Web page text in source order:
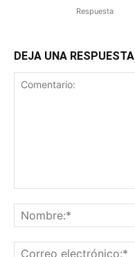
Respuesta
DEJA UNA RESPUESTA